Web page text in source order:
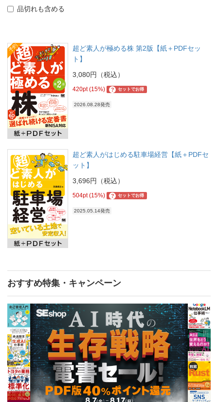
品切れも含める
予約
超ど素人が極める株 第2版【紙＋PDFセッ
ト】
3,080円（税込）
420pt (15%) ? セットでお得
2026.08.28発売
超ど素人がはじめる駐車場経営【紙＋PDFセ
ット】
3,696円（税込）
504pt (15%) ? セットでお得
2025.05.14発売
おすすめ特集・キャンペーン